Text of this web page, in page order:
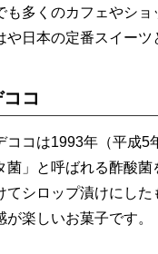
多くのカフェやショ
や日本の定番スイーツ
コ
コは1993年（平成5
菌」と呼ばれる酢酸
てシロップ漬けにし
が楽しいお菓子です。